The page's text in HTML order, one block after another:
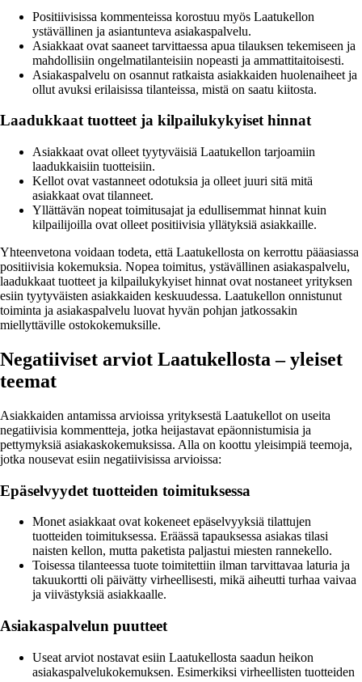
Positiivisissa kommenteissa korostuu myös Laatukellon
ystävällinen ja asiantunteva asiakaspalvelu.
Asiakkaat ovat saaneet tarvittaessa apua tilauksen tekemiseen ja
mahdollisiin ongelmatilanteisiin nopeasti ja ammattitaitoisesti.
Asiakaspalvelu on osannut ratkaista asiakkaiden huolenaiheet ja
ollut avuksi erilaisissa tilanteissa, mistä on saatu kiitosta.
Laadukkaat tuotteet ja kilpailukykyiset hinnat
Asiakkaat ovat olleet tyytyväisiä Laatukellon tarjoamiin
laadukkaisiin tuotteisiin.
Kellot ovat vastanneet odotuksia ja olleet juuri sitä mitä
asiakkaat ovat tilanneet.
Yllättävän nopeat toimitusajat ja edullisemmat hinnat kuin
kilpailijoilla ovat olleet positiivisia yllätyksiä asiakkaille.
Yhteenvetona voidaan todeta, että Laatukellosta on kerrottu pääasiassa
positiivisia kokemuksia. Nopea toimitus, ystävällinen asiakaspalvelu,
laadukkaat tuotteet ja kilpailukykyiset hinnat ovat nostaneet yrityksen
esiin tyytyväisten asiakkaiden keskuudessa. Laatukellon onnistunut
toiminta ja asiakaspalvelu luovat hyvän pohjan jatkossakin
miellyttäville ostokokemuksille.
Negatiiviset arviot Laatukellosta – yleiset
teemat
Asiakkaiden antamissa arvioissa yrityksestä Laatukellot on useita
negatiivisia kommentteja, jotka heijastavat epäonnistumisia ja
pettymyksiä asiakaskokemuksissa. Alla on koottu yleisimpiä teemoja,
jotka nousevat esiin negatiivisissa arvioissa:
Epäselvyydet tuotteiden toimituksessa
Monet asiakkaat ovat kokeneet epäselvyyksiä tilattujen
tuotteiden toimituksessa. Eräässä tapauksessa asiakas tilasi
naisten kellon, mutta paketista paljastui miesten rannekello.
Toisessa tilanteessa tuote toimitettiin ilman tarvittavaa laturia ja
takuukortti oli päivätty virheellisesti, mikä aiheutti turhaa vaivaa
ja viivästyksiä asiakkaalle.
Asiakaspalvelun puutteet
Useat arviot nostavat esiin Laatukellosta saadun heikon
asiakaspalvelukokemuksen. Esimerkiksi virheellisten tuotteiden